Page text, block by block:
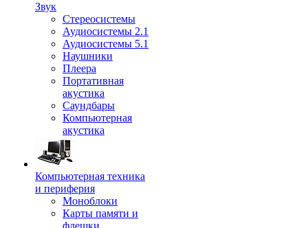
Звук
Стереосистемы
Аудиосистемы 2.1
Аудиосистемы 5.1
Наушники
Плеера
Портативная
акустика
Саундбары
Компьютерная
акустика
Компьютерная техника
и периферия
Моноблоки
Карты памяти и
флешки